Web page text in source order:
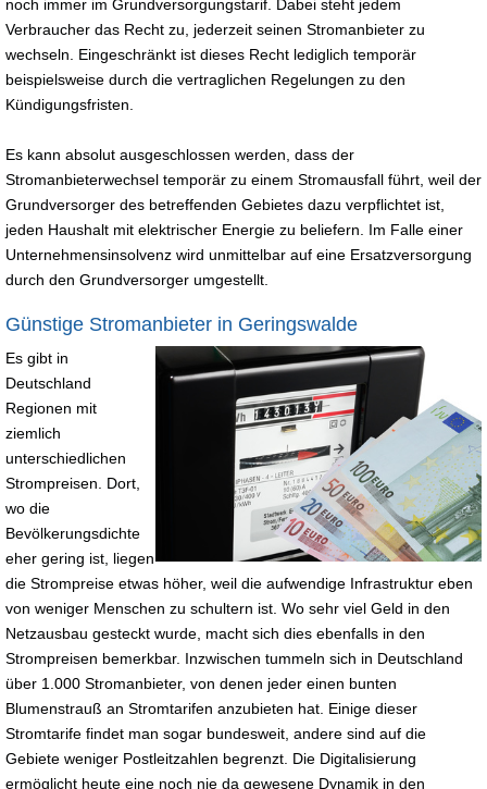
noch immer im Grundversorgungstarif. Dabei steht jedem
Verbraucher das Recht zu, jederzeit seinen Stromanbieter zu
wechseln. Eingeschränkt ist dieses Recht lediglich temporär
beispielsweise durch die vertraglichen Regelungen zu den
Kündigungsfristen.
Es kann absolut ausgeschlossen werden, dass der
Stromanbieterwechsel temporär zu einem Stromausfall führt, weil der
Grundversorger des betreffenden Gebietes dazu verpflichtet ist,
jeden Haushalt mit elektrischer Energie zu beliefern. Im Falle einer
Unternehmensinsolvenz wird unmittelbar auf eine Ersatzversorgung
durch den Grundversorger umgestellt.
Günstige Stromanbieter in Geringswalde
Es gibt in
Deutschland
Regionen mit
ziemlich
unterschiedlichen
Strompreisen. Dort,
wo die
Bevölkerungsdichte
eher gering ist, liegen
die Strompreise etwas höher, weil die aufwendige Infrastruktur eben
von weniger Menschen zu schultern ist. Wo sehr viel Geld in den
Netzausbau gesteckt wurde, macht sich dies ebenfalls in den
Strompreisen bemerkbar. Inzwischen tummeln sich in Deutschland
über 1.000 Stromanbieter, von denen jeder einen bunten
Blumenstrauß an Stromtarifen anzubieten hat. Einige dieser
Stromtarife findet man sogar bundesweit, andere sind auf die
Gebiete weniger Postleitzahlen begrenzt. Die Digitalisierung
ermöglicht heute eine noch nie da gewesene Dynamik in den